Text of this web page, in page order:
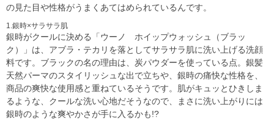
の見た目や性格がうまくあてはめられているんです。
1.銀時×サラサラ肌
銀時がクールに決める「ウーノ ホイップウォッシュ（ブラッ
ク）」は、アブラ・テカリを落としてサラサラ肌に洗い上げる洗顔
料です。ブラックの名の理由は、炭パウダーを使っている点。銀髪
天然パーマのスタイリッシュな出で立ちや、銀時の痛快な性格を、
商品の爽快な使用感と重ねているそうです。肌がキュッとひきしま
るような、クールな洗い心地だそうなので、まさに洗い上がりには
銀時のような爽やかさが手に入るかも!?